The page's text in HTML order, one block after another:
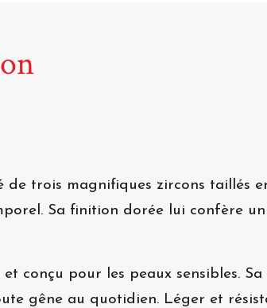
trois magnifiques zircons taillés
Sa finition dorée lui confère un
conçu pour les peaux sensibles.
gêne au quotidien. Léger et